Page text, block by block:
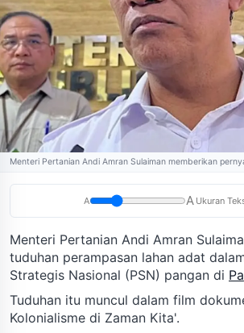
Menteri Pertanian Andi Amran Sulaiman memberikan
A A Ukuran
Menteri Pertanian Andi Amran
tuduhan perampasan lahan adat
Strategis Nasional (PSN) pangan di
Tuduhan itu muncul dalam film
Kolonialisme di Zaman Kita'.